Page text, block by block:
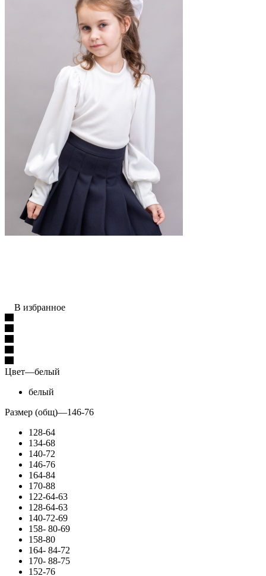
В избранное
Цвет—белый
белый
Размер (общ)—146-76
128-64
134-68
140-72
146-76
164-84
170-88
122-64-63
128-64-63
140-72-69
158- 80-69
158-80
164- 84-72
170- 88-75
152-76